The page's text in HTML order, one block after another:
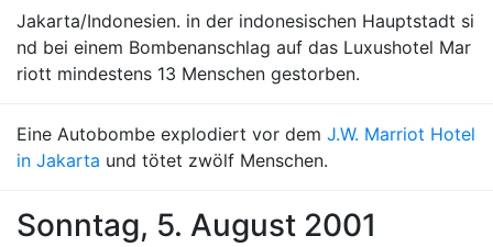
Jakarta/Indonesien. in der indonesischen Hauptstadt si
nd bei einem Bombenanschlag auf das Luxushotel Mar
riott mindestens 13 Menschen gestorben.
Eine Autobombe explodiert vor dem J.W. Marriot Hotel
in Jakarta und tötet zwölf Menschen.
Sonntag, 5. August 2001